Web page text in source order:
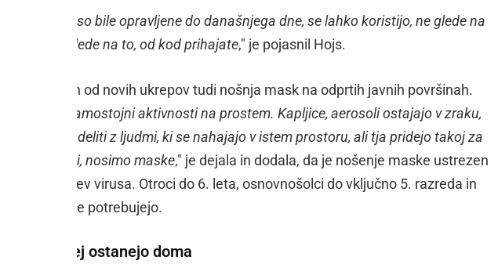
ki so bile opravljene do današnjega dne, se lahko koristijo, ne glede na
in ne glede na to, od kod prihajate," je pojasnil Hojs.
da je eden od novih ukrepov tudi nošnja mask na odprtih javnih površinah.
tudi pri samostojni aktivnosti na prostem. Kapljice, aerosoli ostajajo v zraku,
ne želimo deliti z ljudmi, ki se nahajajo v istem prostoru, ali tja pridejo takoj za
oblaki, nosimo maske," je dejala in dodala, da je nošenje maske ustrezen
širitev virusa. Otroci do 6. leta, osnovnošolci do vključno 5. razreda in
maske ne potrebujejo.
naprej ostanejo doma